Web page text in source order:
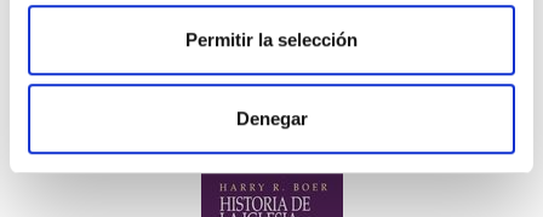
Permitir la selección
Denegar
13,29€
Comprar